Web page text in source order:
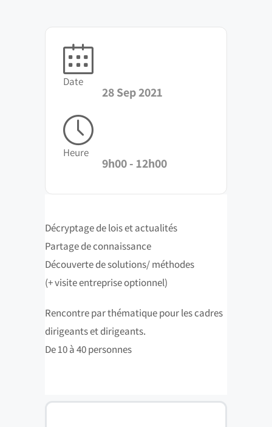
Date
28 Sep 2021
Heure
9h00 - 12h00
Décryptage de lois et actualités
Partage de connaissance
Découverte de solutions/ méthodes
(+ visite entreprise optionnel)
Rencontre par thématique pour les cadres
dirigeants et dirigeants.
De 10 à 40 personnes